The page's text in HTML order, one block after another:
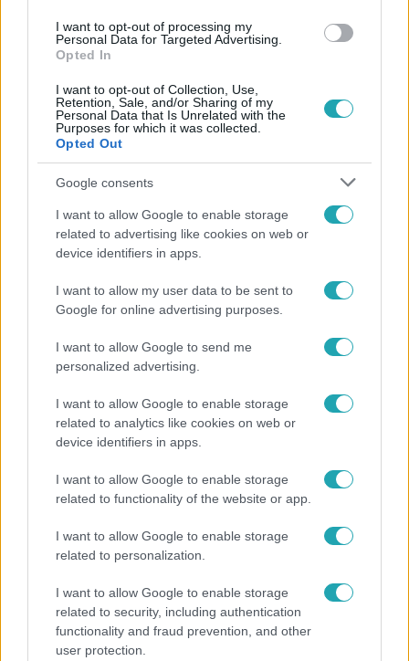
I want to opt-out of processing my
Personal Data for Targeted Advertising.
Opted In
I want to opt-out of Collection, Use,
Retention, Sale, and/or Sharing of my
Personal Data that Is Unrelated with the
Purposes for which it was collected.
Opted Out
Google consents
I want to allow Google to enable storage
related to advertising like cookies on web or
device identifiers in apps.
I want to allow my user data to be sent to
Google for online advertising purposes.
I want to allow Google to send me
personalized advertising.
I want to allow Google to enable storage
related to analytics like cookies on web or
device identifiers in apps.
I want to allow Google to enable storage
related to functionality of the website or app.
I want to allow Google to enable storage
related to personalization.
I want to allow Google to enable storage
related to security, including authentication
functionality and fraud prevention, and other
user protection.
800 dalból válogattak: így ünneplik Bródy János
A fiataloknak üzent Majka: „Hagyjátok ezt abba,